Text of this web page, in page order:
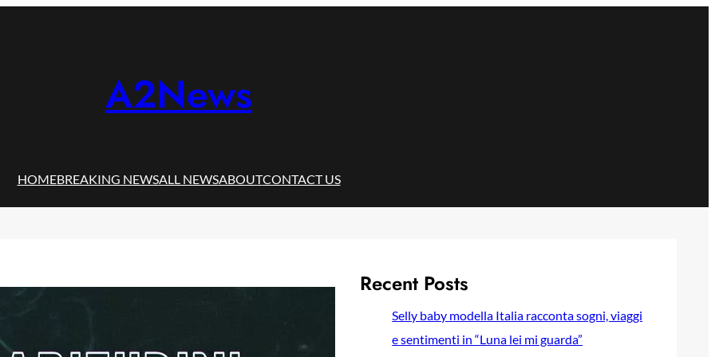
A2News
HOMEBREAKING NEWSALL NEWSABOUTCONTACT US
Recent Posts
Selly baby modella Italia racconta sogni, viaggi
e sentimenti in “Luna lei mi guarda”